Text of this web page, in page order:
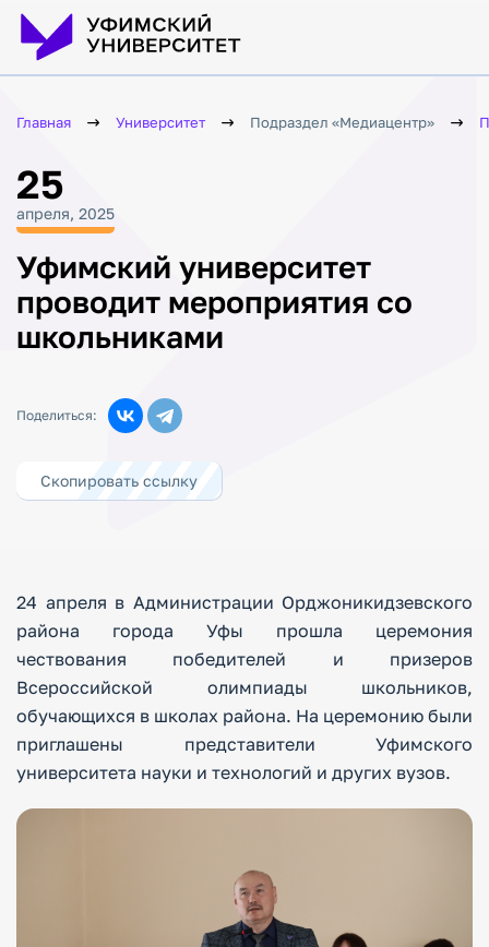
Главная Университет Подраздел «Медиацентр»
25
апреля, 2025
Уфимский университет
проводит мероприятия со
школьниками
Поделиться:
Скопировать ссылку
24 апреля в Администрации Орджоникидзевского
района города Уфы прошла церемония
чествования победителей и призеров
Всероссийской олимпиады школьников,
обучающихся в школах района. На церемонию были
приглашены представители Уфимского
университета науки и технологий и других вузов.